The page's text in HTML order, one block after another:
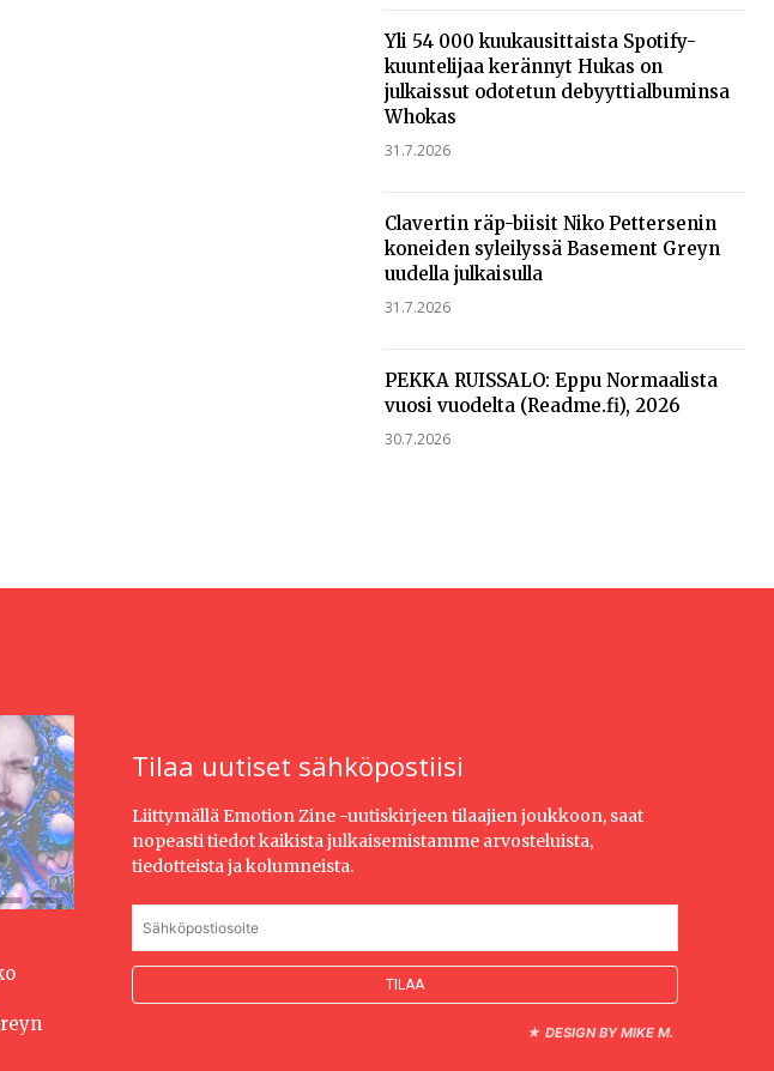
Yli 54 000 kuukausittaista Spotify-
kuuntelijaa kerännyt Hukas on
julkaissut odotetun debyyttialbuminsa
Whokas
31.7.2026
Clavertin räp-biisit Niko Pettersenin
koneiden syleilyssä Basement Greyn
uudella julkaisulla
31.7.2026
PEKKA RUISSALO: Eppu Normaalista
vuosi vuodelta (Readme.fi), 2026
30.7.2026
Tilaa uutiset sähköpostiisi
Liittymällä Emotion Zine -uutiskirjeen tilaajien joukkoon, saat
nopeasti tiedot kaikista julkaisemistamme arvosteluista,
tiedotteista ja kolumneista.
★ DESIGN BY MIKE M.